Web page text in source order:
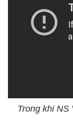
Trong khi NS